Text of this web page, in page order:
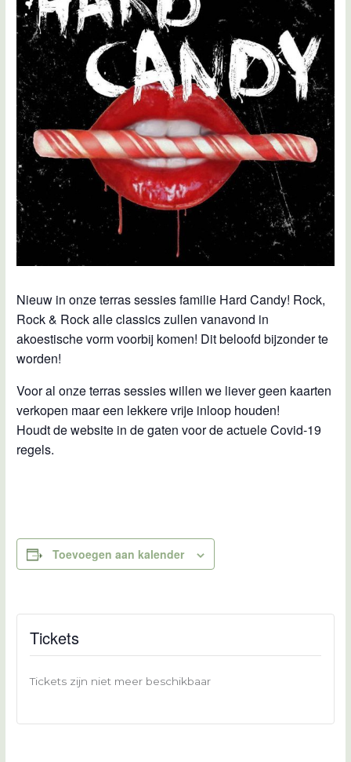
Nieuw in onze terras sessies familie Hard Candy! Rock,
Rock & Rock alle classics zullen vanavond in
akoestische vorm voorbij komen! Dit beloofd bijzonder te
worden!
Voor al onze terras sessies willen we liever geen kaarten
verkopen maar een lekkere vrije inloop houden!
Houdt de website in de gaten voor de actuele Covid-19
regels.
Toevoegen aan kalender
Tickets
Tickets zijn niet meer beschikbaar